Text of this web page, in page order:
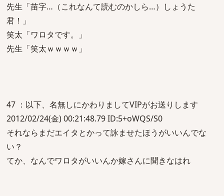
先生「苗字…（これなんて読むのかしら…）しょうた
君！」
笑太「ワロタです。」
先生「笑太ｗｗｗｗ」
47 ：以下、名無しにかわりましてVIPがお送りします
2012/02/24(金) 00:21:48.79 ID:5+oWQS/S0
それならまだエイタとかって詠ませたほうがいいんでな
い？
てか、なんでワロタがいいんか嫁さんに聞きなはれ